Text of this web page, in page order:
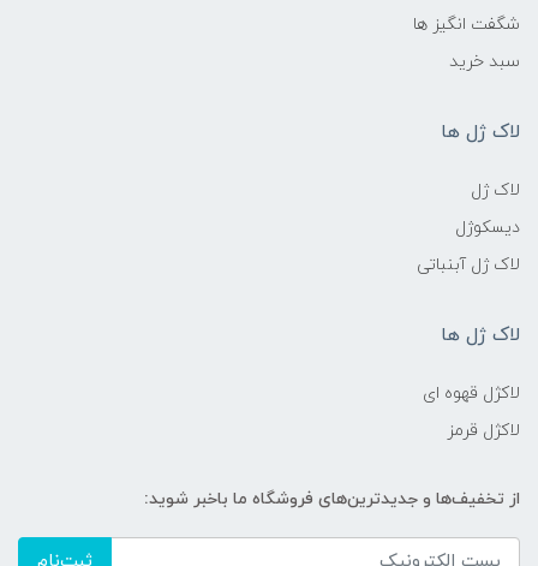
شگفت انگیز ها
سبد خرید
لاک ژل ها
لاک ژل
دیسکوژل
لاک ژل آبنباتی
لاک ژل ها
لاکژل قهوه ای
لاکژل قرمز
از تخفیف‌ها و جدیدترین‌های فروشگاه ما باخبر شوید: